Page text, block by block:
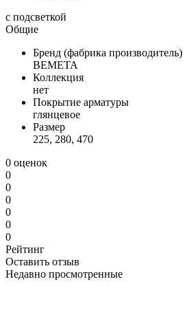
с подсветкой
Общие
Бренд (фабрика производитель)
BEMETA
Коллекция
нет
Покрытие арматуры
глянцевое
Размер
225, 280, 470
0 оценок
0
0
0
0
0
0
Рейтинг
Оставить отзыв
Недавно просмотренные